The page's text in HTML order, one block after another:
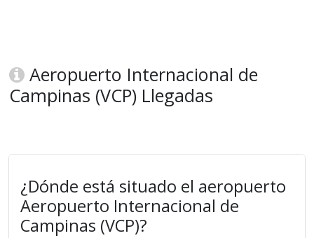
Aeropuerto Internacional de
Campinas (VCP) Llegadas
¿Dónde está situado el aeropuerto
Aeropuerto Internacional de
Campinas (VCP)?